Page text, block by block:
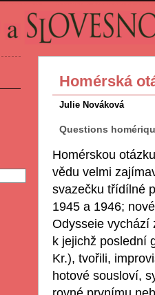
Homérská
Julie Nováková
Questions
Homérskou
vědu velmi
svazečku třídílné
1945 a 1946;
Odysseie vychází
k jejichž poslední
Kr.), tvořili,
hotové sousloví,